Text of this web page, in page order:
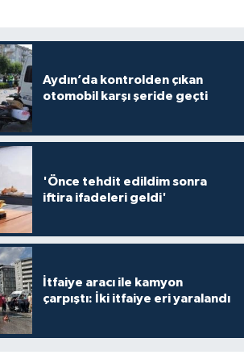
Aydın’da kontrolden çıkan
otomobil karşı şeride geçti
'Önce tehdit edildim sonra
iftira ifadeleri geldi'
İtfaiye aracı ile kamyon
çarpıştı: İki itfaiye eri yaralandı